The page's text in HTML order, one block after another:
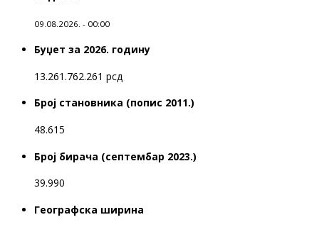
09.08.2026. - 00:00
Буџет за 2026. годину
13.261.762.261 рсд
Број становника (попис 2011.)
48.615
Број бирача (септембар 2023.)
39.990
Географска ширина